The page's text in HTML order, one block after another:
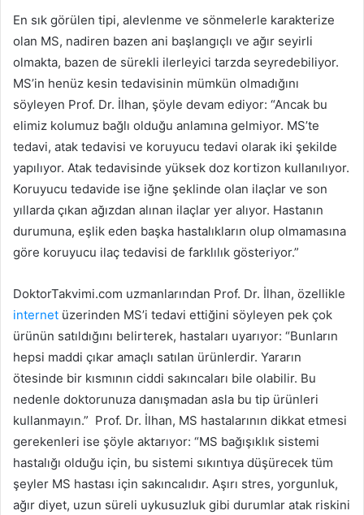
En sık görülen tipi, alevlenme ve sönmelerle karakterize
olan MS, nadiren bazen ani başlangıçlı ve ağır seyirli
olmakta, bazen de sürekli ilerleyici tarzda seyredebiliyor.
MS’in henüz kesin tedavisinin mümkün olmadığını
söyleyen Prof. Dr. İlhan, şöyle devam ediyor: “Ancak bu
elimiz kolumuz bağlı olduğu anlamına gelmiyor. MS’te
tedavi, atak tedavisi ve koruyucu tedavi olarak iki şekilde
yapılıyor. Atak tedavisinde yüksek doz kortizon kullanılıyor.
Koruyucu tedavide ise iğne şeklinde olan ilaçlar ve son
yıllarda çıkan ağızdan alınan ilaçlar yer alıyor. Hastanın
durumuna, eşlik eden başka hastalıkların olup olmamasına
göre koruyucu ilaç tedavisi de farklılık gösteriyor.”
DoktorTakvimi.com uzmanlarından Prof. Dr. İlhan, özellikle
internet üzerinden MS’i tedavi ettiğini söyleyen pek çok
ürünün satıldığını belirterek, hastaları uyarıyor: “Bunların
hepsi maddi çıkar amaçlı satılan ürünlerdir. Yararın
ötesinde bir kısmının ciddi sakıncaları bile olabilir. Bu
nedenle doktorunuza danışmadan asla bu tip ürünleri
kullanmayın.” Prof. Dr. İlhan, MS hastalarının dikkat etmesi
gerekenleri ise şöyle aktarıyor: “MS bağışıklık sistemi
hastalığı olduğu için, bu sistemi sıkıntıya düşürecek tüm
şeyler MS hastası için sakıncalıdır. Aşırı stres, yorgunluk,
ağır diyet, uzun süreli uykusuzluk gibi durumlar atak riskini